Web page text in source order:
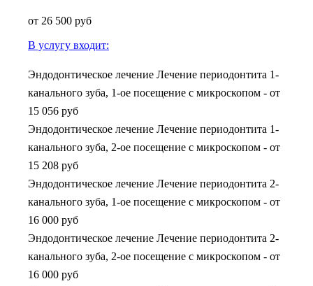
от 26 500 руб
В услугу входит:
Эндодонтическое лечение Лечение периодонтита 1-
канального зуба, 1-ое посещение с микроскопом - от
15 056 руб
Эндодонтическое лечение Лечение периодонтита 1-
канального зуба, 2-ое посещение с микроскопом - от
15 208 руб
Эндодонтическое лечение Лечение периодонтита 2-
канального зуба, 1-ое посещение с микроскопом - от
16 000 руб
Эндодонтическое лечение Лечение периодонтита 2-
канального зуба, 2-ое посещение с микроскопом - от
16 000 руб